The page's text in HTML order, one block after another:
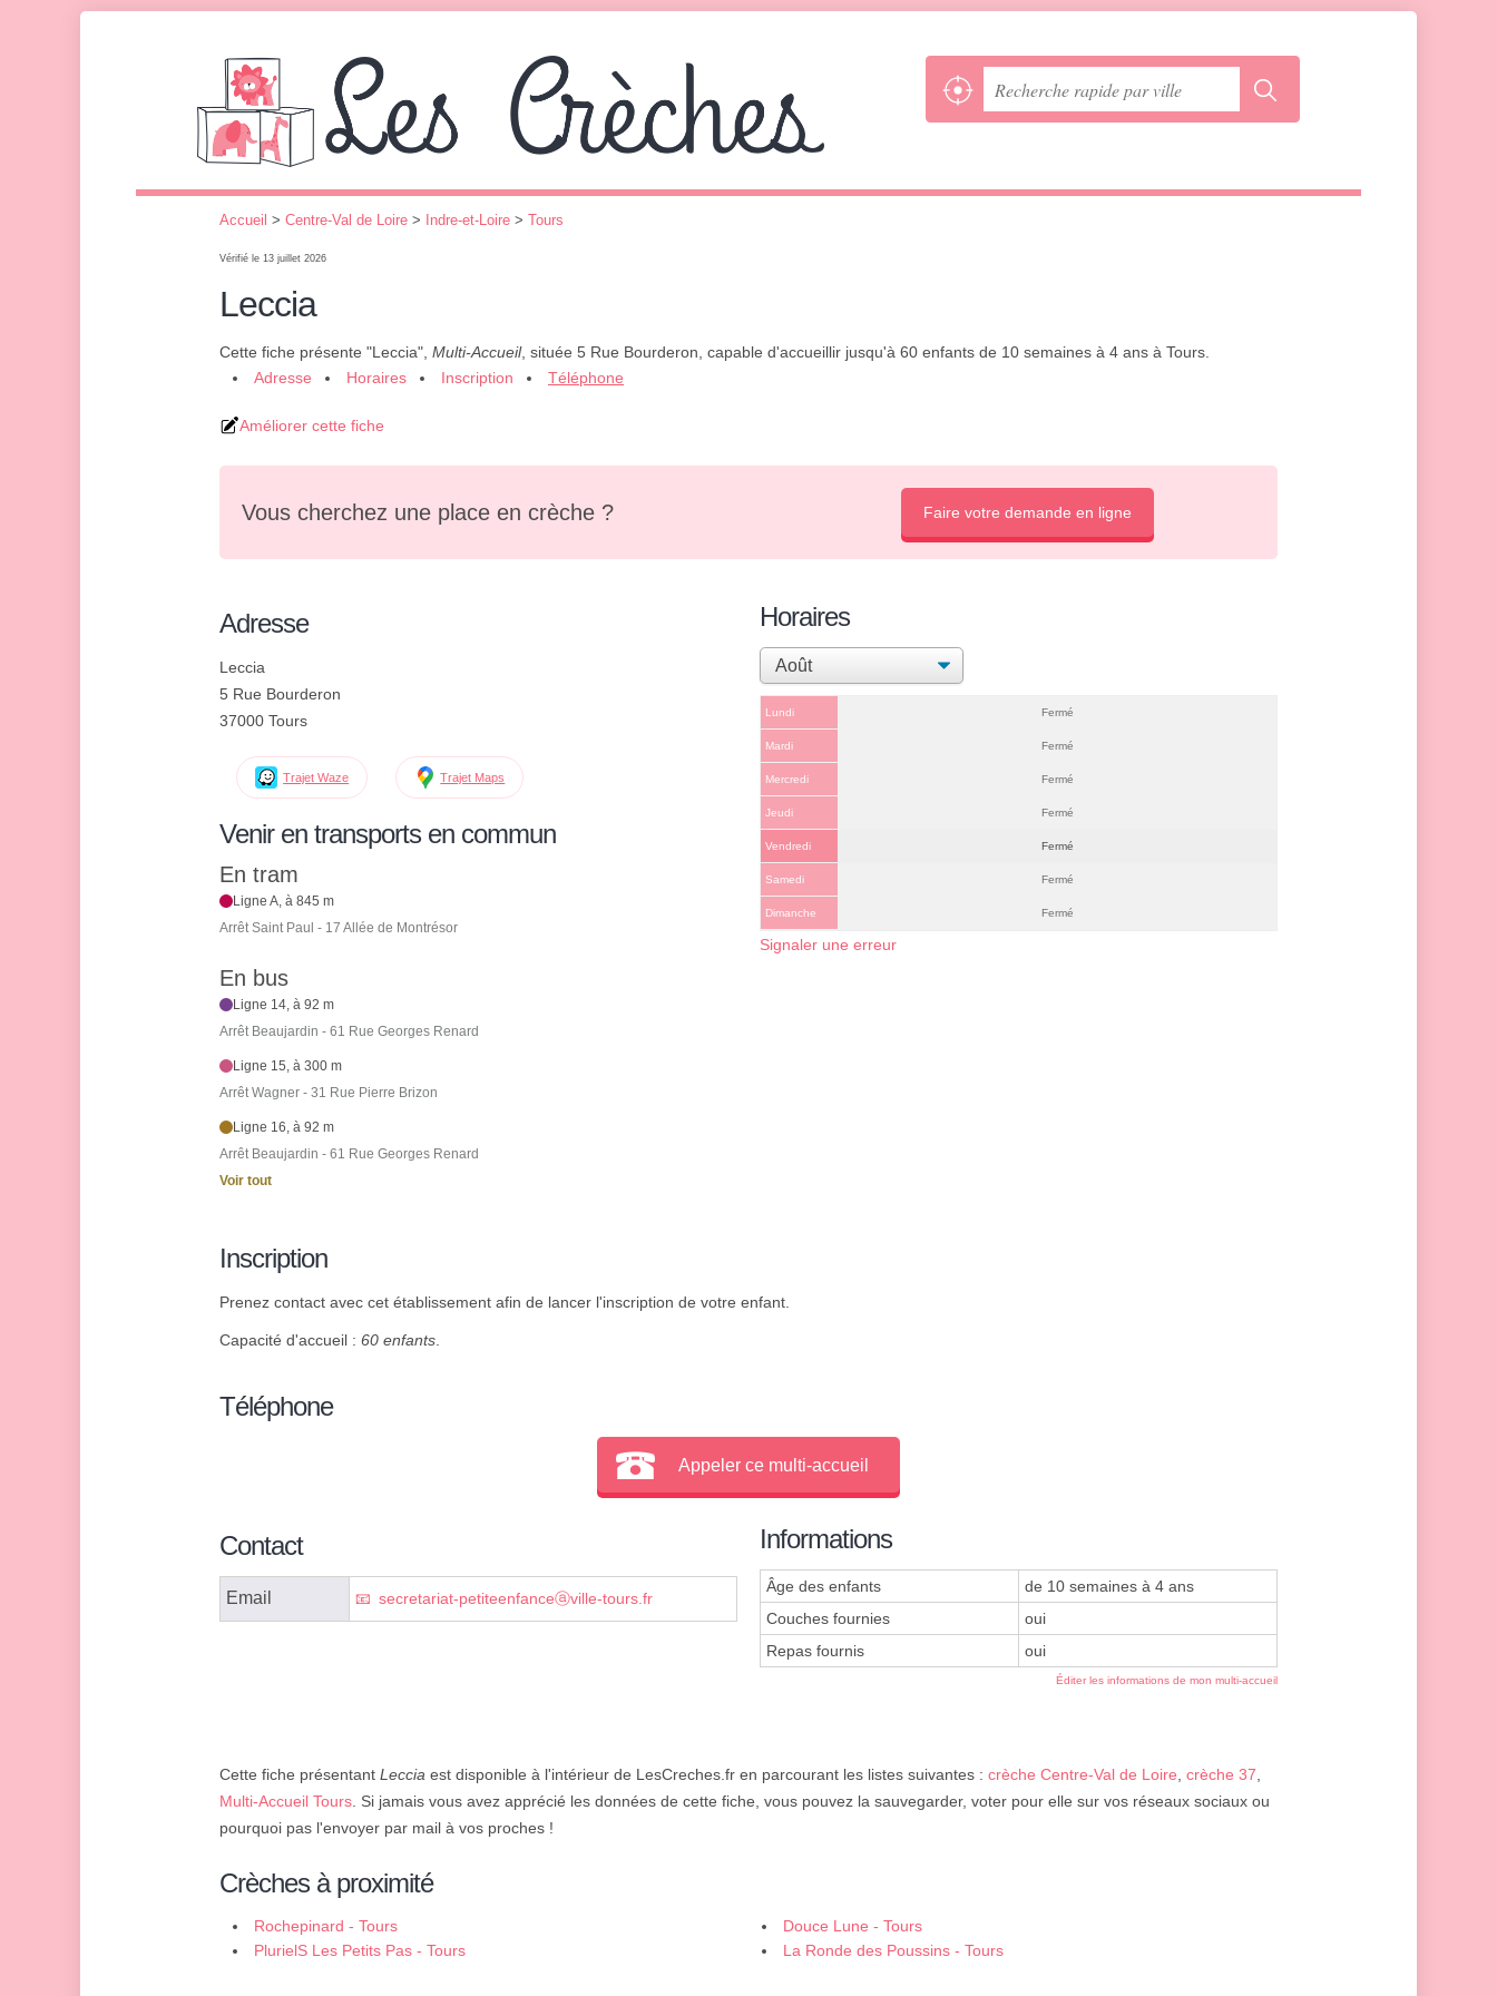
Accueil > Centre-Val de Loire > Indre-et-Loire > Tours
Vérifié le 13 juillet 2026
Leccia
Cette fiche présente "Leccia", Multi-Accueil, située 5 Rue Bourderon, capable d'accueillir jusqu'à 60 enfants de 10 semaines à 4 ans à Tours.
Adresse
Horaires Inscription Téléphone
Améliorer cette fiche
Vous cherchez une place en crèche ? Faire votre demande en ligne
Adresse
Leccia
5 Rue Bourderon
37000 Tours
Trajet Waze Trajet Maps
Venir en transports en commun
En tram
Ligne A, à 845 m
Arrêt Saint Paul - 17 Allée de Montrésor
En bus
Ligne 14, à 92 m
Arrêt Beaujardin - 61 Rue Georges Renard
Ligne 15, à 300 m
Arrêt Wagner - 31 Rue Pierre Brizon
Ligne 16, à 92 m
Arrêt Beaujardin - 61 Rue Georges Renard
Voir tout
Horaires
Lundi Fermé
Mardi Fermé
Mercredi Fermé
Jeudi Fermé
Vendredi Fermé
Samedi Fermé
Dimanche Fermé
Signaler une erreur
Inscription
Prenez contact avec cet établissement afin de lancer l'inscription de votre enfant.
Capacité d'accueil : 60 enfants.
Téléphone
Appeler ce multi-accueil
Contact
Email secretariat-petiteenfanceⓐville-tours.fr
Informations
Âge des enfants
de 10 semaines à 4 ans
Couches fournies
oui
Repas fournis
oui
Éditer les informations de mon multi-accueil
Cette fiche présentant Leccia est disponible à l'intérieur de LesCreches.fr en parcourant les listes suivantes : crèche Centre-Val de Loire, crèche 37,
Multi-Accueil Tours. Si jamais vous avez apprécié les données de cette fiche, vous pouvez la sauvegarder, voter pour elle sur vos réseaux sociaux ou
pourquoi pas l'envoyer par mail à vos proches !
Crèches à proximité
Rochepinard - Tours
Douce Lune - Tours
PlurielS Les Petits Pas - Tours
La Ronde des Poussins - Tours